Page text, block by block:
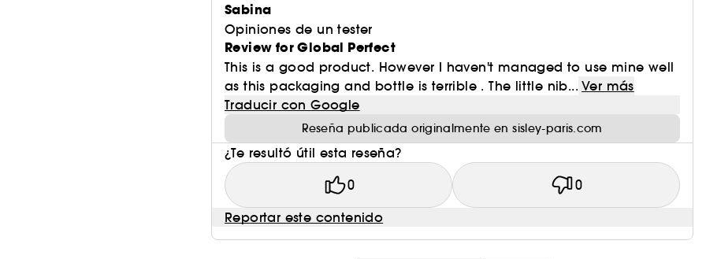
Sabina
Opiniones de un tester
Review for Global Perfect
This is a good product. However I haven't managed to use mine well
as this packaging and bottle is terrible . The little nib... Ver más
Traducir con Google
Reseña publicada originalmente en sisley-paris.com
¿Te resultó útil esta reseña?
0 0
Reportar este contenido